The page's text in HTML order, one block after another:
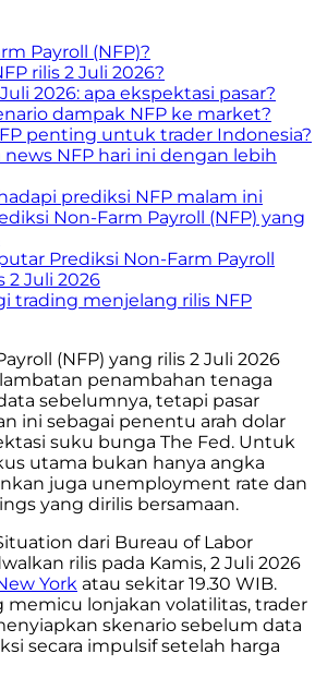
Payroll (NFP)?
rilis 2 Juli 2026?
2026: apa ekspektasi pasar?
dampak NFP ke market?
penting untuk trader Indonesia?
news NFP hari ini dengan lebih
prediksi NFP malam ini
Non-Farm Payroll (NFP) yang
Prediksi Non-Farm Payroll
2 Juli 2026
trading menjelang rilis NFP
(NFP) yang rilis 2 Juli 2026
penambahan tenaga
sebelumnya, tetapi pasar
ini sebagai penentu arah dolar
suku bunga The Fed. Untuk
utama bukan hanya angka
juga unemployment rate dan
yang dirilis bersamaan.
dari Bureau of Labor
rilis pada Kamis, 2 Juli 2026
York atau sekitar 19.30 WIB.
memicu lonjakan volatilitas, trader
skenario sebelum data
secara impulsif setelah harga